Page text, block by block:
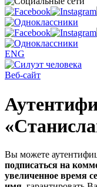
ENG
Веб-сайт
Вы можете
подписаться на
увеличенное время